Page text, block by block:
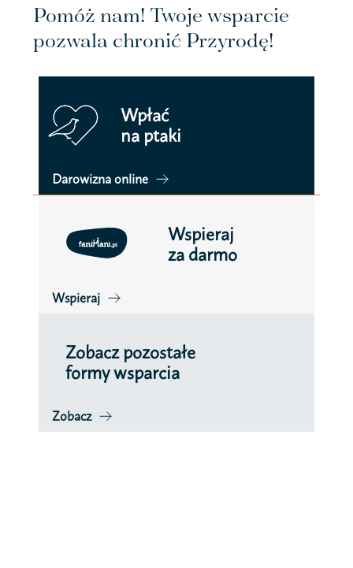
Pomóż nam! Twoje wsparcie
pozwala chronić Przyrodę!
Wpłać
na ptaki
Darowizna online
Wspieraj
za darmo
Wspieraj
Zobacz pozostałe
formy wsparcia
Zobacz